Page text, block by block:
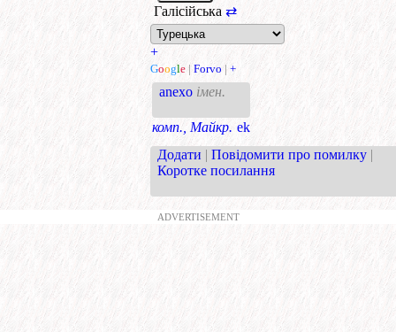
Галісійська ⇄
+
Google | Forvo | +
anexo імен.
комп., Майкр. ek
Додати | Повідомити про помилку |
Коротке посилання
ADVERTISEMENT